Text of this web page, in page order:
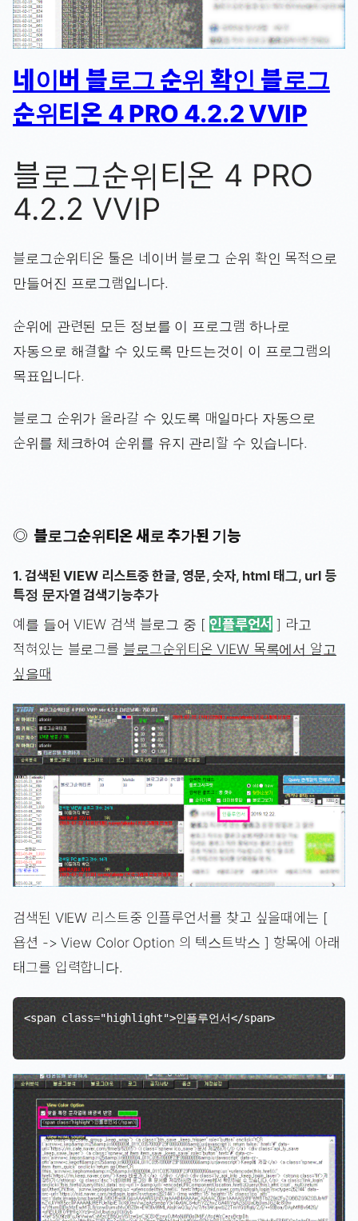
네이버 블로그 순위 확인 블로그
순위티온 4 PRO 4.2.2 VVIP
블로그순위티온 4 PRO
4.2.2 VVIP
블로그순위티온 툴은 네이버 블로그 순위 확인 목적으로
만들어진 프로그램입니다.
순위에 관련된 모든 정보를 이 프로그램 하나로
자동으로 해결할 수 있도록 만드는것이 이 프로그램의
목표입니다.
블로그 순위가 올라갈 수 있도록 매일마다 자동으로
순위를 체크하여 순위를 유지 관리할 수 있습니다.
◎ 블로그순위티온 새로 추가된 기능
1. 검색된 VIEW 리스트중 한글, 영문, 숫자, html 태그, url 등
특정 문자열 검색기능추가
예를 들어 VIEW 검색 블로그 중 [ 인플루언서 ] 라고
적혀있는 블로그를 블로그순위티온 VIEW 목록에서 알고
싶을때
검색된 VIEW 리스트중 인플루언서를 찾고 싶을때에는 [
욥션 -> View Color Option 의 텍스트박스 ] 항목에 아래
태그를 입력합니다.
<span class="highlight">인플루언서</span>